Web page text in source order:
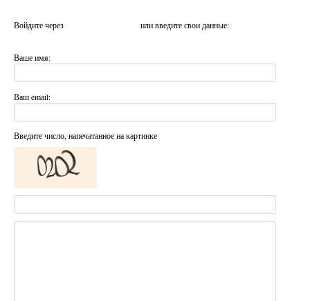
Войдите через или введите свои данные:
Ваше имя:
Ваш email:
Введите число, напечатанное на картинке